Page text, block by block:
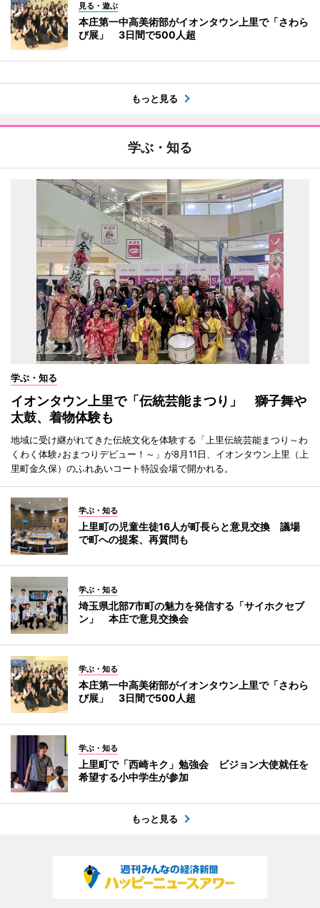
見る・遊ぶ
本庄第一中高美術部がイオンタウン上里で「さわら
び展」 3日間で500人超
もっと見る
学ぶ・知る
学ぶ・知る
イオンタウン上里で「伝統芸能まつり」 獅子舞や
太鼓、着物体験も
地域に受け継がれてきた伝統文化を体験する「上里伝統芸能まつり～わ
くわく体験♪おまつりデビュー！～」が8月11日、イオンタウン上里（上
里町金久保）のふれあいコート特設会場で開かれる。
学ぶ・知る
上里町の児童生徒16人が町長らと意見交換 議場
で町への提案、再質問も
学ぶ・知る
埼玉県北部7市町の魅力を発信する「サイホクセブ
ン」 本庄で意見交換会
学ぶ・知る
本庄第一中高美術部がイオンタウン上里で「さわら
び展」 3日間で500人超
学ぶ・知る
上里町で「西崎キク」勉強会 ビジョン大使就任を
希望する小中学生が参加
もっと見る